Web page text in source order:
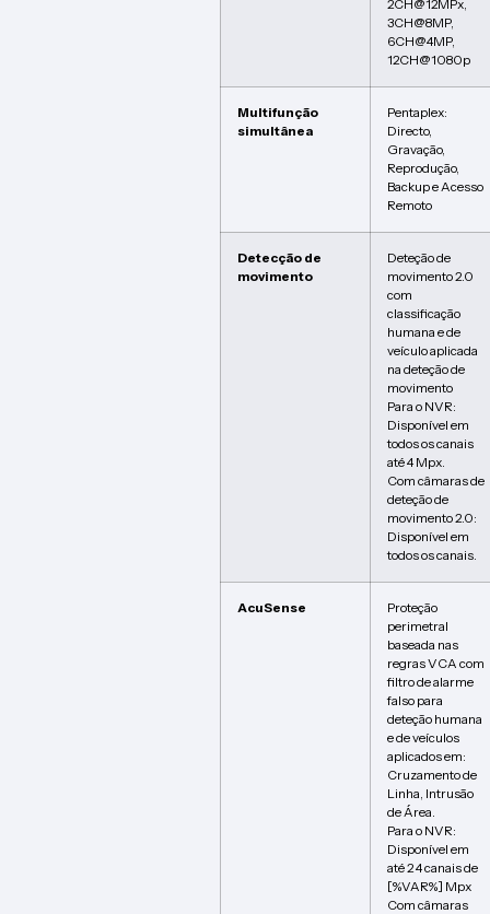
2CH@12MPx,
3CH@8MP,
6CH@4MP,
12CH@1080p
Multifunção
simultânea
Pentaplex:
Directo,
Gravação,
Reprodução,
Backup e Acesso
Remoto
Detecção de
movimento
Deteção de
movimento 2.0
com
classificação
humana e de
veículo aplicada
na deteção de
movimento
Para o NVR:
Disponível em
todos os canais
até 4 Mpx.
Com câmaras de
deteção de
movimento 2.0:
Disponível em
todos os canais.
AcuSense
Proteção
perimetral
baseada nas
regras VCA com
filtro de alarme
falso para
deteção humana
e de veículos
aplicados em:
Cruzamento de
Linha, Intrusão
de Área.
Para o NVR:
Disponível em
até 2 4 canais de
[%VAR%] Mpx
Com câmaras